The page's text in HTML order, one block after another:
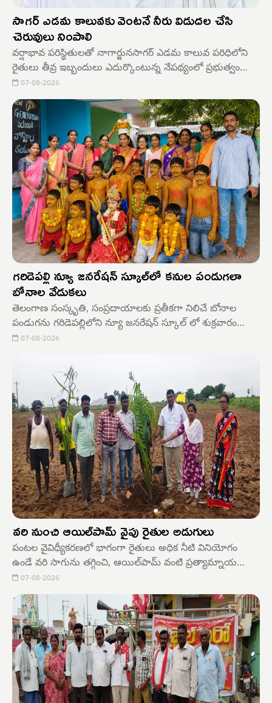
సాగర్ ఎడమ కాలువకు వెంటనే నీరు విడుదల చేసి
చెరువులు నింపాలి
వర్షాభావ పరిస్థితులతో నాగార్జునసాగర్ ఎడమ కాలువ పరిధిలోని
రైతులు తీవ్ర ఇబ్బందులు ఎదుర్కొంటున్న నేపథ్యంలో ప్రభుత్వం
వెంటనే సాగర్ ఎడమ కాలువకు నీటిని విడుదల చేసి చెరువులు,
కుంటలను నింపాలని నాగార్జునసాగర్ ఆయకట్టు పరిరక్షణ సమితి
వ్యవస్థాపక సభ్యులు సప్పిడి శంబిరెడ్డి ప్రభుత్వాన్ని కోరారు.
07-08-2026
గరిడెపల్లి న్యూ జనరేషన్ స్కూల్‌లో కనుల పండుగలా
బోనాల వేడుకలు
తెలంగాణ సంస్కృతి, సంప్రదాయాలకు ప్రతీకగా నిలిచే బోనాల
పండుగను గరిడెపల్లిలోని న్యూ జనరేషన్ స్కూల్‌ లో శుక్రవారం
అత్యంత వైభవంగా నిర్వహించారు. ఈ వేడుకల్లో విద్యార్థులు,
07-08-2026
వరి నుంచి ఆయిల్‌పామ్ వైపు రైతుల అడుగులు
పంటల వైవిధ్యీకరణలో భాగంగా రైతులు అధిక నీటి వినియోగం
ఉండే వరి సాగును తగ్గించి, ఆయిల్‌పామ్ వంటి ప్రత్యామ్నాయ
పంటల సాగు వైపు అడుగులు వేయాలని మండల వ్యవసాయ
అధికారి డి. వెంకటేశ్వర్లు సూచించారు.
07-08-2026